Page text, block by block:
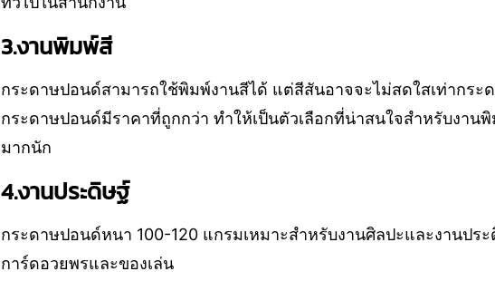
3.งานพิมพ์สี
กระดาษปอนด์สามารถใช้พิมพ์งานสีได้ แต่สีสันอาจจะไม่สดใสเท่ากระ
กระดาษปอนด์มีราคาที่ถูกกว่า ทำให้เป็นตัวเลือกที่น่าสนใจสำหรับงาน
มากนัก
4.งานประดิษฐ์
กระดาษปอนด์หนา 100-120 แกรมเหมาะสำหรับงานศิลปะและงานประ
การ์ดอวยพรและของเล่น